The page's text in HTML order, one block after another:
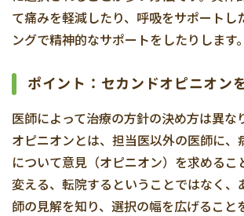
て痛みを軽減したり、呼吸をサポートし
ングで精神的なサポートをしたりします。
ポイント：セカンドオピニオン
医師によって治療の方針の決め方は異な
オピニオンとは、担当医以外の医師に、
について意見（オピニオン）を求めるこ
変える、転院するということではなく、
師の見解を知り、選択の幅を広げること